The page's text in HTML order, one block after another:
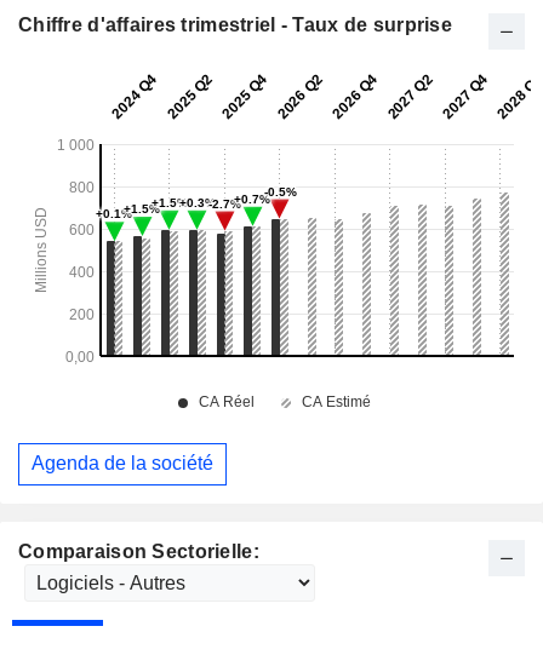
Comparaison Sectorielle:
Chiffre d'affaires trimestriel - Taux de surprise
Agenda de la société